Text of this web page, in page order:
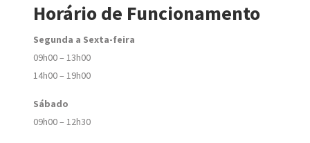
Horário de Funcionamento
Segunda a Sexta-feira
09h00 – 13h00
14h00 – 19h00
Sábado
09h00 – 12h30